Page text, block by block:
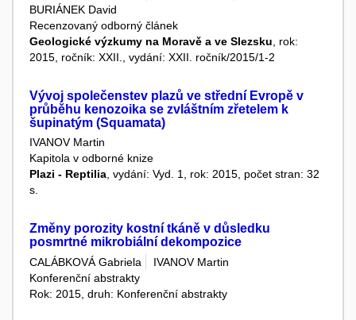
BURIÁNEK David
Recenzovaný odborný článek
Geologické výzkumy na Moravě a ve Slezsku , rok:
2015, ročník: XXII., vydání: XXII. ročník/2015/1-2
Vývoj společenstev plazů ve střední Evropě v
průběhu kenozoika se zvláštním zřetelem k
šupinatým (Squamata)
IVANOV Martin
Kapitola v odborné knize
Plazi - Reptilia, vydání: Vyd. 1, rok: 2015, počet stran: 32
s.
Změny porozity kostní tkáně v důsledku
posmrtné mikrobiální dekompozice
CALÁBKOVÁ Gabriela
IVANOV Martin
Konferenční abstrakty
Rok: 2015, druh: Konferenční abstrakty